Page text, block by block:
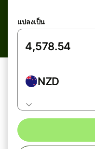
แปลงเป็น
NZD